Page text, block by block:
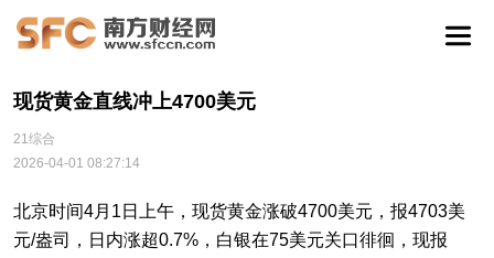
现货黄金直线冲上4700美元
21综合
2026-04-01 08:27:14
北京时间4月1日上午，现货黄金涨破4700美元，报4703美
元/盎司，日内涨超0.7%，白银在75美元关口徘徊，现报